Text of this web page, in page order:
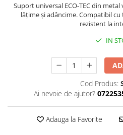
Suport universal ECO-TEC din
lățime și adâncime. Compatibil
rezistent la
IN
Cod Produs:
Ai nevoie de ajutor?
Adauga la Favorite